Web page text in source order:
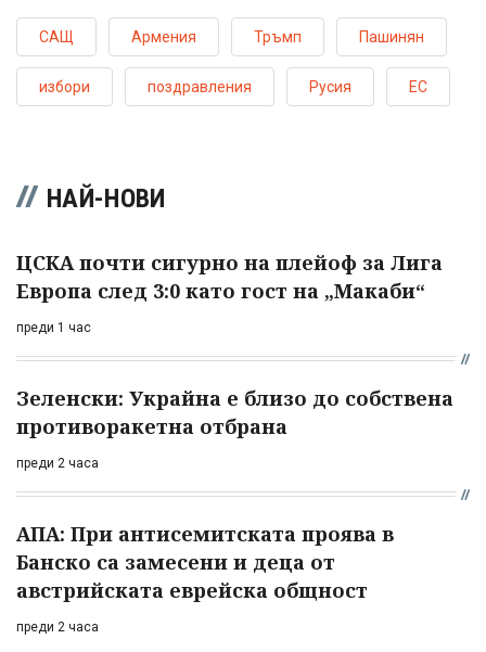
САЩ Армения Тръмп Пашинян
избори поздравления Русия ЕС
НАЙ-НОВИ
ЦСКА почти сигурно на плейоф за Лига
Европа след 3:0 като гост на „Макаби“
преди 1 час
Зеленски: Украйна е близо до собствена
противоракетна отбрана
преди 2 часа
АПА: При антисемитската проява в
Банско са замесени и деца от
австрийската еврейска общност
преди 2 часа